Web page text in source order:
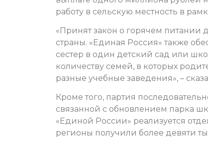
работу в сельскую местность в
«Принят закон о горячем питании
страны. «Единая Россия» также
сестер в один детский сад или
количеству семей, в которых
разные учебные заведения», –
Кроме того, партия
связанной с обновлением парка
«Единой России» реализуется
регионы получили более девяти